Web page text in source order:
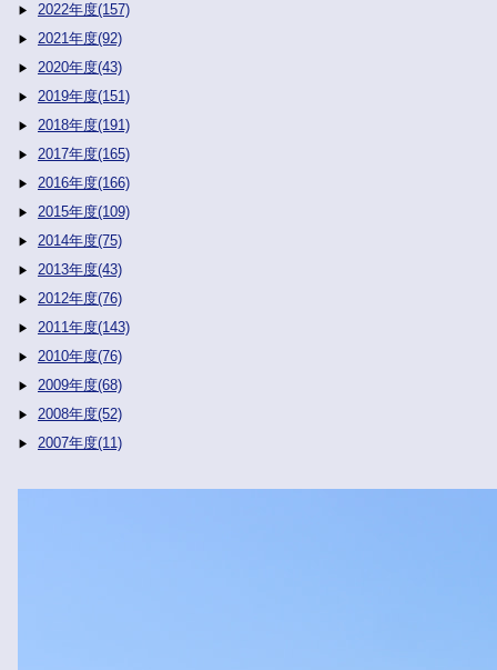
2022年度(157)
2021年度(92)
2020年度(43)
2019年度(151)
2018年度(191)
2017年度(165)
2016年度(166)
2015年度(109)
2014年度(75)
2013年度(43)
2012年度(76)
2011年度(143)
2010年度(76)
2009年度(68)
2008年度(52)
2007年度(11)